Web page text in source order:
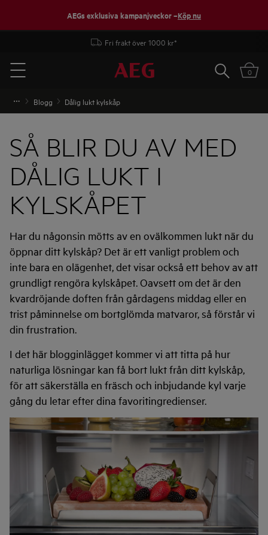
AEGs exklusiva kampanjveckor –Köp nu
Fri frakt över 1000 kr*
Menu
Sök 0
Blogg Dålig lukt kylskåp
SÅ BLIR DU AV MED
DÅLIG LUKT I
KYLSKÅPET
Har du någonsin mötts av en ovälkommen lukt när du
öppnar ditt kylskåp? Det är ett vanligt problem och
inte bara en olägenhet, det visar också ett behov av att
grundligt rengöra kylskåpet. Oavsett om det är den
kvardröjande doften från gårdagens middag eller en
trist påminnelse om bortglömda matvaror, så förstår vi
din frustration.
I det här blogginlägget kommer vi att titta på hur
naturliga lösningar kan få bort lukt från ditt kylskåp,
för att säkerställa en fräsch och inbjudande kyl varje
gång du letar efter dina favoritingredienser.